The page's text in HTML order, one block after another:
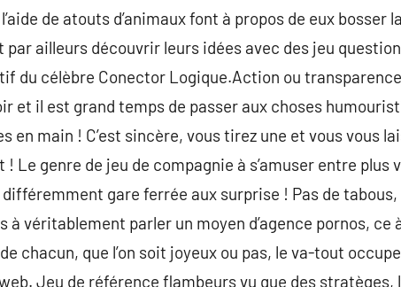
de atouts d’animaux font à propos de eux bosser
ailleurs découvrir leurs idées avec des jeu
du célèbre Conector Logique.Action ou
et il est grand temps de passer aux choses
en main ! C’est sincère, vous tirez une et vous vous
Le genre de jeu de compagnie à s’amuser entre plus
gare ferrée aux surprise ! Pas de
à véritablement parler un moyen d’agence pornos, ce
chacun, que l’on soit joyeux ou pas, le va-tout
Jeu de référence flambeurs vu que des stratèges,